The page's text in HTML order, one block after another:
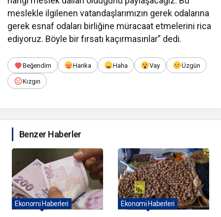
meslekle ilgilenen vatandaşlarımızın gerek odalarına
gerek esnaf odaları birliğine müracaat etmelerini rica
ediyoruz. Böyle bir fırsatı kaçırmasınlar” dedi.
Beğendim Harika Haha Vay Üzgün
Kızgın
Benzer Haberler
Ekonomi Haberleri Ekonomi Haberleri